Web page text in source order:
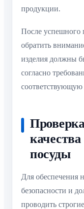
продукции.
После успешного
обратить
изделия должны
согласно
посуды
Для обеспечения
безопасности и
проводить